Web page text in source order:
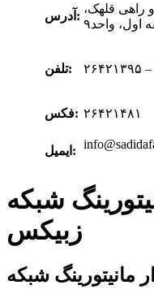
آدرس:
راهی قلهک،
اول، واحد۹
تلفن: ۲۶۴۲۱۴۷۵
فکس: ۲۶۴۲۱۴۸۱
ایمیل:
شبکه
زبیکس